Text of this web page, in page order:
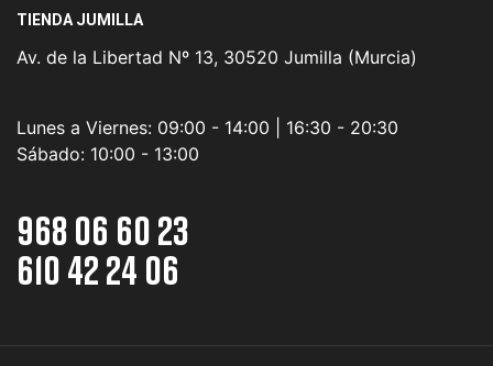
TIENDA JUMILLA
Av. de la Libertad Nº 13, 30520 Jumilla (Murcia)
Lunes a Viernes: 09:00 - 14:00 | 16:30 - 20:30
Sábado: 10:00 - 13:00
968 06 60 23
610 42 24 06